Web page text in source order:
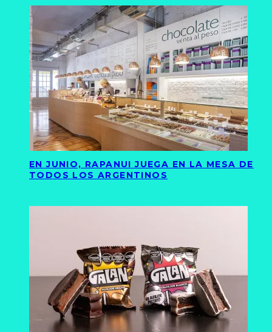
EN JUNIO, RAPANUI JUEGA EN LA MESA DE
TODOS LOS ARGENTINOS